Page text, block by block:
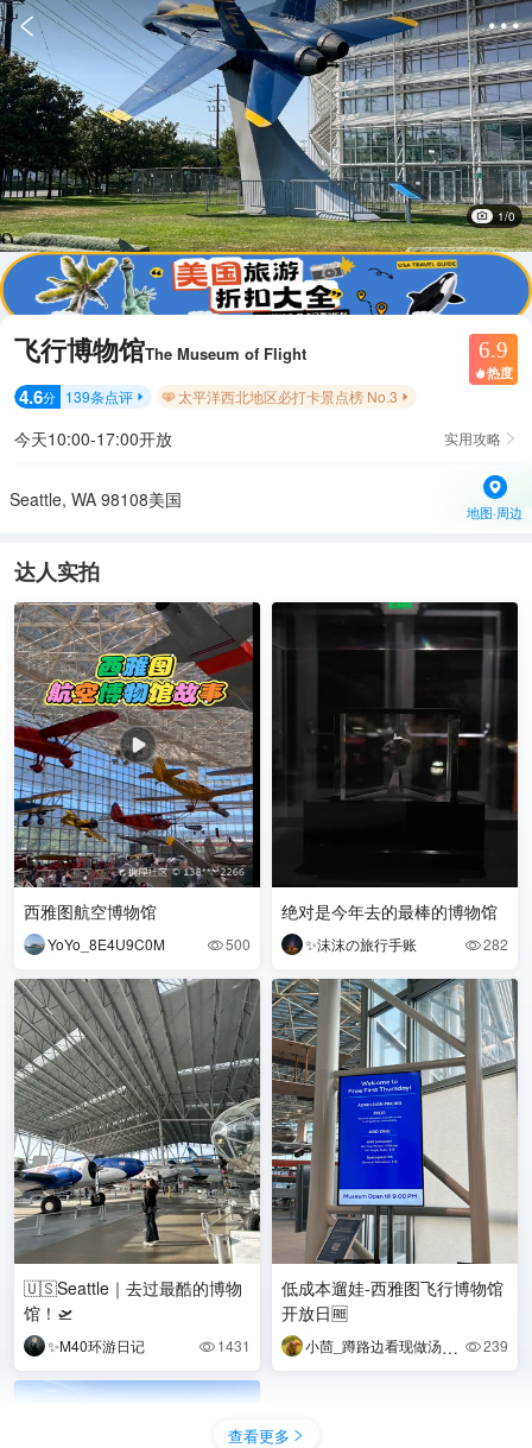
 
1/0
飞行博物馆The Museum of Flight 6.9
 热度
4.6分 139条点评  太平洋西北地区必打卡景点榜 No.3 
今天10:00-17:00开放 实用攻略 
Seattle, WA 98108美国
地图·周边
达人实拍
西雅图航空博物馆
YoYo_8E4U9C0M 500
🇺🇸Seattle｜去过最酷的博物
馆！🛫️
✨M40环游日记  1431
绝对是今年去的最棒的博物馆
✨沫沫の旅行手账 282
低成本遛娃-西雅图飞行博物馆
开放日🆓
小茴_蹲路边看现做汤圆🥣 239
查看更多 